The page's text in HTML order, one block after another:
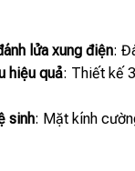
lửa xung điện:
hiệu quả: Thiết kế
sinh: Mặt kính